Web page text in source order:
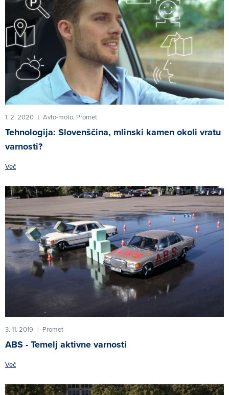
1. 2. 2020 | Avto-moto, Promet
Tehnologija: Slovenščina, mlinski kamen okoli vratu
varnosti?
Več
3. 11. 2019 | Promet
ABS - Temelj aktivne varnosti
Več